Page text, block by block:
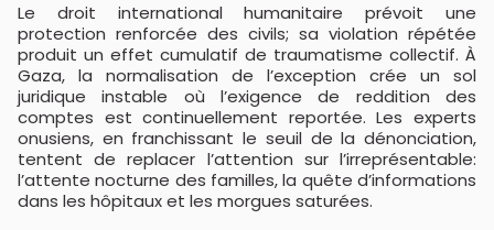
Le droit international humanitaire prévoit une
protection renforcée des civils; sa violation répétée
produit un effet cumulatif de traumatisme collectif. À
Gaza, la normalisation de l’exception crée un sol
juridique instable où l’exigence de reddition des
comptes est continuellement reportée. Les experts
onusiens, en franchissant le seuil de la dénonciation,
tentent de replacer l’attention sur l’irreprésentable:
l’attente nocturne des familles, la quête d’informations
dans les hôpitaux et les morgues saturées.